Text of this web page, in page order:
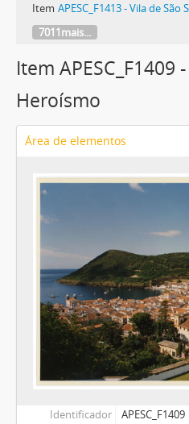
Item APESC_F1413 - Vila de São
7011mais...
Item APESC_F1409
Heroísmo
Área de elementos
Identificador
APESC_F1409